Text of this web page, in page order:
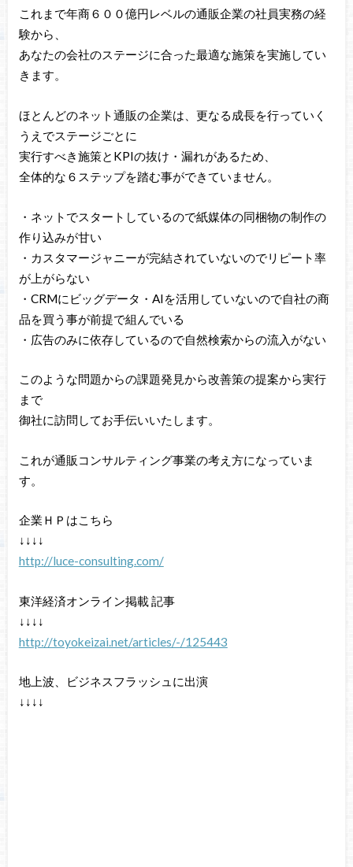
これまで年商６００億円レベルの通販企業の社員実務の経
験から、
あなたの会社のステージに合った最適な施策を実施してい
きます。
ほとんどのネット通販の企業は、更なる成長を行っていく
うえでステージごとに
実行すべき施策とKPIの抜け・漏れがあるため、
全体的な６ステップを踏む事ができていません。
・ネットでスタートしているので紙媒体の同梱物の制作の
作り込みが甘い
・カスタマージャニーが完結されていないのでリピート率
が上がらない
・CRMにビッグデータ・AIを活用していないので自社の商
品を買う事が前提で組んでいる
・広告のみに依存しているので自然検索からの流入がない
このような問題からの課題発見から改善策の提案から実行
まで
御社に訪問してお手伝いいたします。
これが通販コンサルティング事業の考え方になっていま
す。
企業ＨＰはこちら
↓↓↓↓
http://luce-consulting.com/
東洋経済オンライン掲載 記事
↓↓↓↓
http://toyokeizai.net/articles/-/125443
地上波、ビジネスフラッシュに出演
↓↓↓↓